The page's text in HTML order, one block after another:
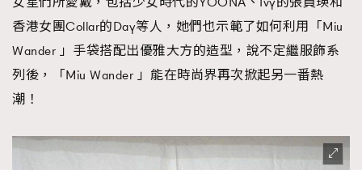
香港女團Collar的Day等人，她們也示範了如何利用「Miu
Wander 」手袋搭配出優雅大方的造型，說不定繼服飾系
列後，「Miu Wander 」能在時尚界再次掀起另一番熱
潮！